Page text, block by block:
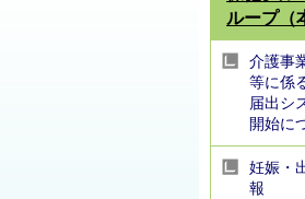
ループ（
介護事
等に係
届出シ
開始に
妊娠・
報